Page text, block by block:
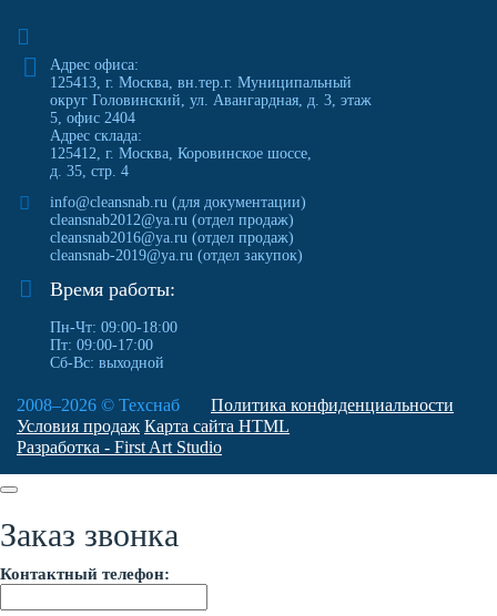
Адрес офиса:
125413 г. Москва вн.тер.г. Муниципальный
округ Головинский, ул. Авангардная, д. 3, этаж
5, офис 2404
Адрес склада:
125412, г. Москва, Коровинское шоссе,
д. 35, стр. 4
info@cleansnab.ru (для документации)
cleansnab2012@ya.ru (отдел продаж)
cleansnab2016@ya.ru (отдел продаж)
cleansnab-2019@ya.ru (отдел закупок)
Время работы:
Пн-Чт: 09:00-18:00
Пт: 09:00-17:00
Сб-Вс: выходной
2008–2026 © Техснаб
Политика конфиденциальности
Условия продаж Карта сайта HTML
Разработка - First Art Studio
Заказ звонка
Контактный телефон: